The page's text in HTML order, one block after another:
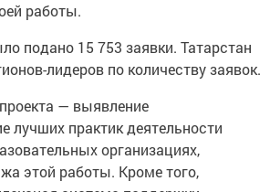
работы.
подано 15 753 заявки. Татарстан
лидеров по количеству заявок.
— выявление
лучших практик деятельности
организациях,
этой работы. Кроме того,